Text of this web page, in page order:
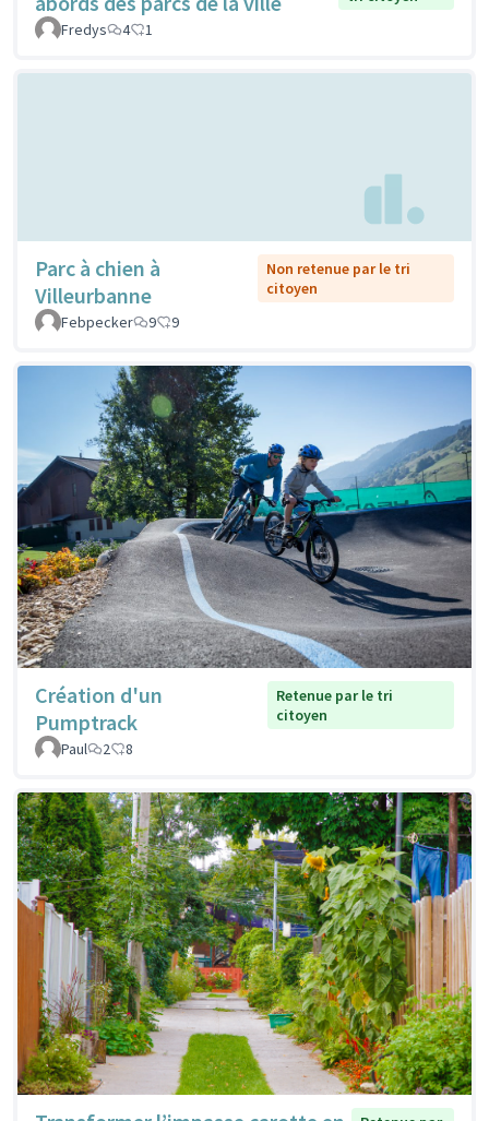
Fredys
4 1
Parc à chien à
Villeurbanne
Non retenue par le tri
citoyen
Febpecker
9 9
Création d'un
Pumptrack
Retenue par le tri
citoyen
Paul
2 8